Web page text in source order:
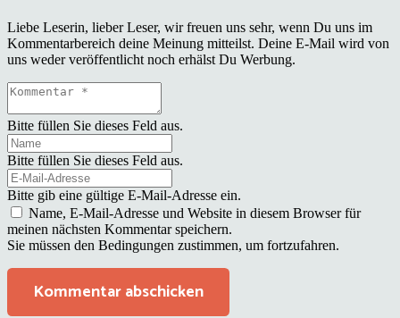
Liebe Leserin, lieber Leser, wir freuen uns sehr, wenn Du uns im
Kommentarbereich deine Meinung mitteilst. Deine E-Mail wird von
uns weder veröffentlicht noch erhälst Du Werbung.
Bitte füllen Sie dieses Feld aus.
Bitte füllen Sie dieses Feld aus.
Bitte gib eine gültige E-Mail-Adresse ein.
Name, E-Mail-Adresse und Website in diesem Browser für
meinen nächsten Kommentar speichern.
Sie müssen den Bedingungen zustimmen, um fortzufahren.
Kommentar abschicken